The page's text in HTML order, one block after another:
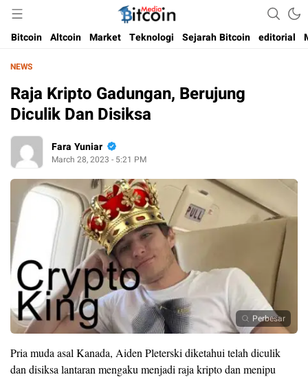
Bitcoin Media Indonesia
Media Bitcoin dan Cryptocurrency, dan Blockchain di Indonesia
Bitcoin Altcoin Market Teknologi Sejarah Bitcoin editorial
NEWS
Raja Kripto Gadungan, Berujung
Diculik Dan Disiksa
Fara Yuniar
March 28, 2023 - 5:21 PM
Perbesar
Pria muda asal Kanada, Aiden Pleterski diketahui telah diculik
dan disiksa lantaran mengaku menjadi raja kripto dan menipu